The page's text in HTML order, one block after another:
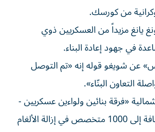
من كورسك.
يانغ مزيداً من العسكريين ذوي
في جهود إعادة البناء.
عن شويغو قوله إنه «تم التوصل
التعاون البنّاء».
«فرقة بنائين ولواءين عسكريين -
5000 عنصر» إضافة إلى 1000 متخصص في إزالة الألغام